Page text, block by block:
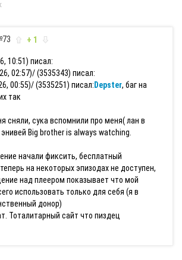
+ 1
10:51) писал:
02:57)/ (3535343) писал:
00:55)/ (3535251) писал: Depster, баг на
так
сняли, сука вспомнили про меня( лан в
Big brother is always watching.
начали фиксить, бесплатный
на некоторых эпизодах не доступен,
над плеером показывает что мой
использовать только для себя (я в
донор)
Тоталитарный сайт что пиздец